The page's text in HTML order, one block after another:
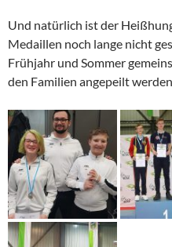
Und natürlich ist der
Medaillen noch lange nicht
Frühjahr und Sommer
den Familien angepeilt